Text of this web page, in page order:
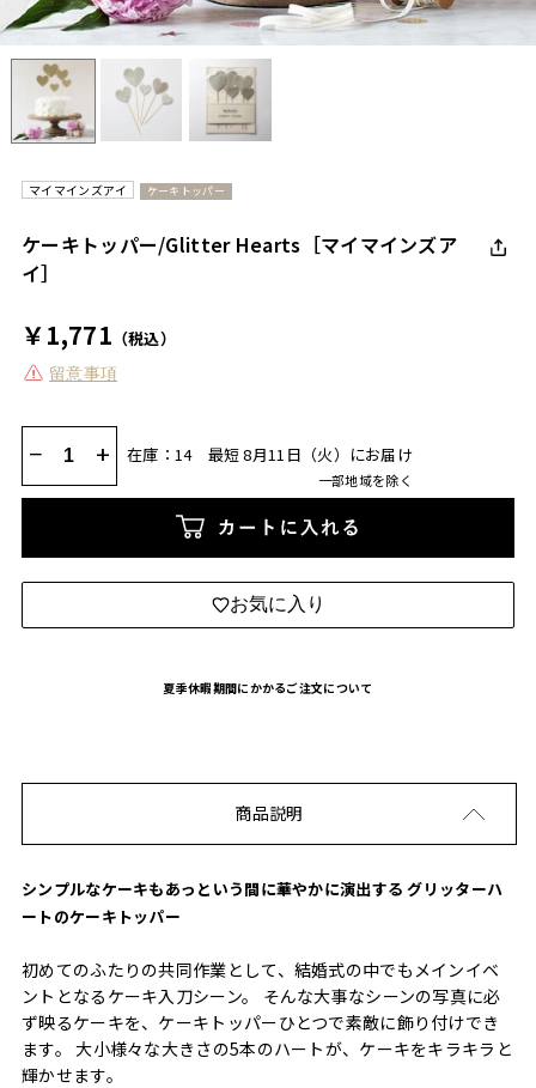
マイマインズアイ ケーキトッパー
ケーキトッパー/Glitter Hearts［マイマインズア
イ］
￥1,771 （税込）
留意事項
− + 在庫：14 最短 8月11日（火）にお届け
一部地域を除く
カートに入れる
お気に入り
夏季休暇期間にかかるご注文について
商品説明
シンプルなケーキもあっという間に華やかに演出する グリッターハ
ートのケーキトッパー
初めてのふたりの共同作業として、結婚式の中でもメインイベ
ントとなるケーキ入刀シーン。 そんな大事なシーンの写真に必
ず映るケーキを、ケーキトッパーひとつで素敵に飾り付けでき
ます。 大小様々な大きさの5本のハートが、ケーキをキラキラと
輝かせます。